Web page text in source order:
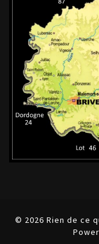
© 2026 Rien de ce